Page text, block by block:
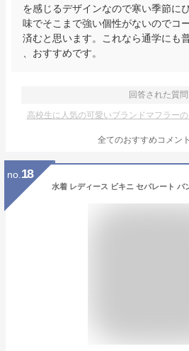
を感じるデザインなので寒い季節に
味でそこまで強い個性がないのでコ
済むと思います。これなら通学にも
、おすすめです。
回答された質問
高校生に人気の可愛いブランドマフラー
全てのおすすめコメント
no. 18